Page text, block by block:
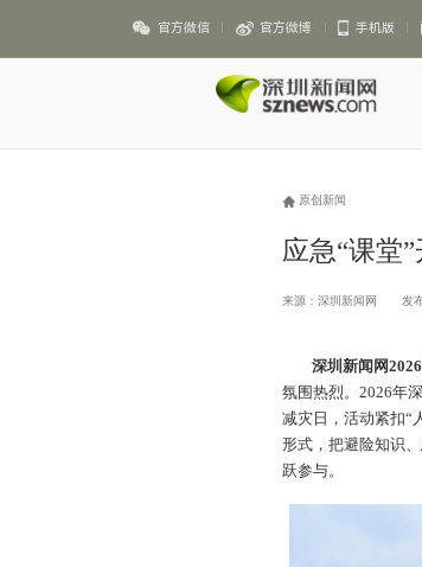
官方微信 官方微博 手机版
原创新闻
应急“课堂
来源：深圳新闻网 发
深圳新闻网
氛围热烈。2026年
减灾日，活动紧扣“
形式，把避险知识
跃参与。